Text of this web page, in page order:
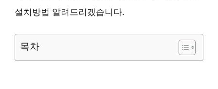
설치방법 알려드리겠습니다.
목차